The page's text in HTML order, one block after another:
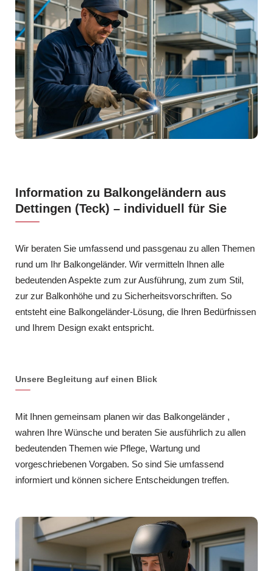
Information zu Balkongeländern aus
Dettingen (Teck) – individuell für Sie
Wir beraten Sie umfassend und passgenau zu allen Themen
rund um Ihr Balkongeländer. Wir vermitteln Ihnen alle
bedeutenden Aspekte zum zur Ausführung, zum zum Stil,
zur zur Balkonhöhe und zu Sicherheitsvorschriften. So
entsteht eine Balkongeländer-Lösung, die Ihren Bedürfnissen
und Ihrem Design exakt entspricht.
Unsere Begleitung auf einen Blick
Mit Ihnen gemeinsam planen wir das Balkongeländer ,
wahren Ihre Wünsche und beraten Sie ausführlich zu allen
bedeutenden Themen wie Pflege, Wartung und
vorgeschriebenen Vorgaben. So sind Sie umfassend
informiert und können sichere Entscheidungen treffen.